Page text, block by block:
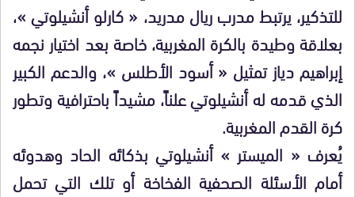
للتذكير، يرتبط مدرب ريال مدريد، « كارلو أنشيلوتي »،
بعلاقة وطيدة بالكرة المغربية، خاصة بعد اختيار نجمه
إبراهيم دياز تمثيل « أسود الأطلس »، والدعم الكبير
الذي قدمه له أنشيلوتي علناً، مشيداً باحترافية وتطور
كرة القدم المغربية.
يُعرف « الميستر » أنشيلوتي بذكائه الحاد وهدوئه
أمام الأسئلة الصحفية الفخاخة أو تلك التي تحمل